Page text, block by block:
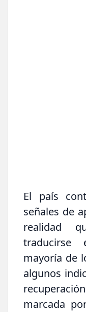
El país
señales de
realidad
traducirse
mayoría de
algunos
marcada